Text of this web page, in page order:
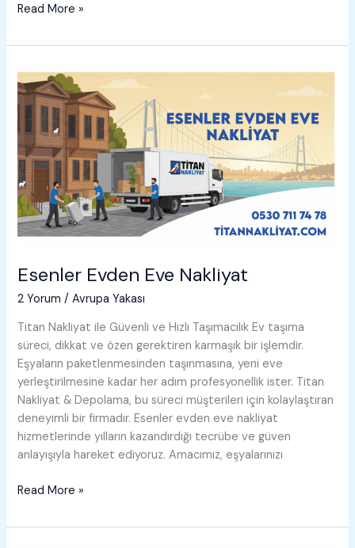
Esenyurt
Eve
Read More »
Esenler Evden Eve Nakliyat
2 Yorum /Avrupa Yakası
Titan Nakliyat ile Güvenli ve Hızlı Taşımacılık Ev taşıma
süreci, dikkat ve özen gerektiren karmaşık bir işlemdir.
Eşyaların paketlenmesinden taşınmasına, yeni eve
yerleştirilmesine kadar her adım profesyonellik ister. Titan
Nakliyat & Depolama, bu süreci müşterileri için kolaylaştıran
deneyimli bir firmadır. Esenler evden eve nakliyat
hizmetlerinde yılların kazandırdığı tecrübe ve güven
anlayışıyla hareket ediyoruz. Amacımız, eşyalarınızı
Esenler
Eve
Read More »